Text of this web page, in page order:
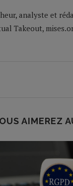
analyste et
Takeout,
AIMEREZ